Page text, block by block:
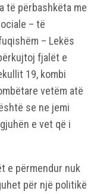
të përbashkëta me
– të
– Lekës
fjalët e
19, kombi
vetëm atë
se ne jemi
e vet që i
e përmendur nuk
për një politikë